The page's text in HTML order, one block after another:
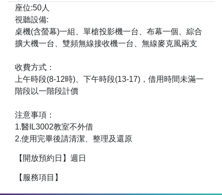
座位:50人
視聽設備:
桌機(含螢幕)一組、單槍投影機一台、布幕一個、綜合
擴大機一台、雙頻無線接收機一台、無線麥克風兩支
收費方式：
上午時段(8-12時)、下午時段(13-17)，借用時間未滿一
階段以一階段計價
注意事項：
1.醫IL3002教室不外借
2.使用完畢後請清潔、整理及還原
【開放預約日】週日
【服務項目】